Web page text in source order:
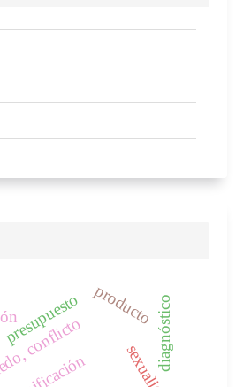
presupuesto
sexuality
diagnóstico
producto